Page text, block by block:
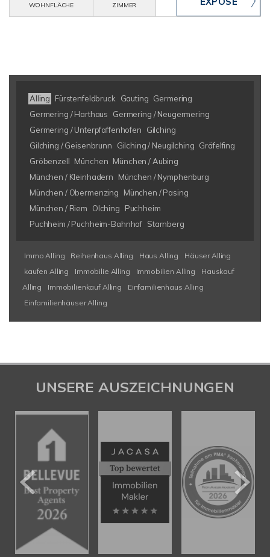
WOHNFLÄCHE
ZIMMER
Alling Fürstenfeldbruck Gauting Germering
Germering / Harthaus
Germering / Neugermering
Germering / Unterpfaffenhofen
Gilching
Gilching / Geisenbrunn
Gilching / Neugilching Gräfelfing
Gröbenzell München München / Aubing
München / Kleinhadern
München / Nymphenburg
München / Obermenzing
München / Pasing
München / Riem
Olching
Puchheim
Puchheim / Puchheim-Bahnhof Starnberg
Immo Alling Reihenhaus Alling Haus Alling
Häuser Alling
kaufen Alling
Immobilie Alling Immobilien Alling
Hauskauf
Alling
Immobilienkauf Alling
Einfamilienhaus Alling
Einfamilienhäuser Alling
UNSERE AUSZEICHNUNGEN